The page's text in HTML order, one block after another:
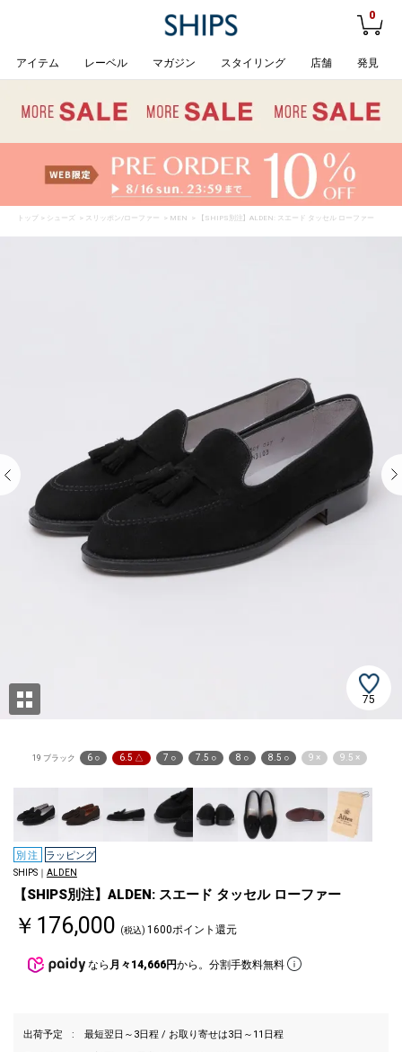
0
アイテム レーベル マガジン スタイリング 店舗 発見
トップ > シューズ > スリッポン/ローファー > MEN > 【SHIPS別注】ALDEN: スエード タッセル ローファー
75
19 ブラック 6 ○ 6.5 △ 7 ○ 7.5 ○ 8 ○ 8.5 ○ 9 × 9.5 ×
別注 ラッピング
SHIPS｜ ALDEN
【SHIPS別注】ALDEN: スエード タッセル ローファー
￥176,000 (税込) 1600ポイント還元
なら 月々14,666円から。分割手数料無料
出荷予定
最短翌日～3日程 / お取り寄せは3日～11日程